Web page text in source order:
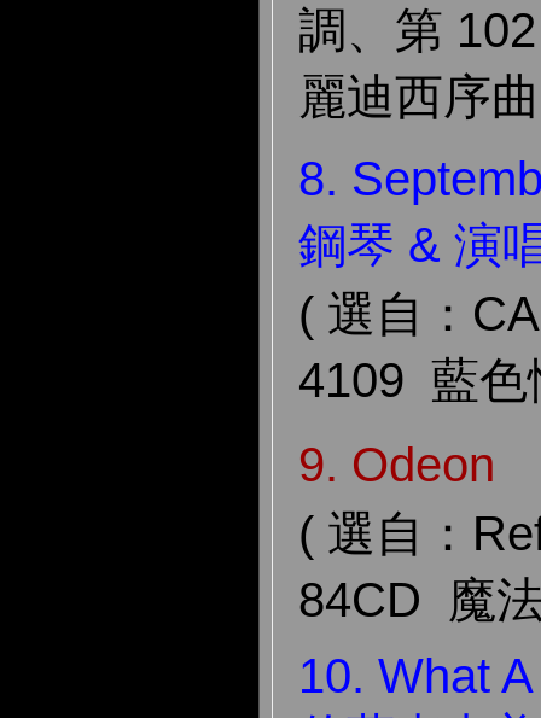
調、第
麗迪西序
8.
鋼琴 & 演
( 選自：
4109 藍色
9. Odeon
( 選自：
84CD 魔
10. What